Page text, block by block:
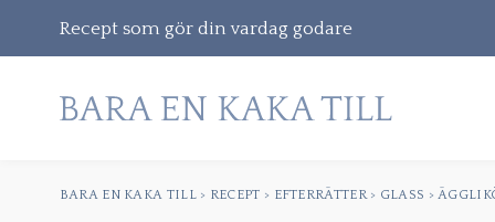
Recept som gör din vardag godare
Gå
BARA EN KAKA TILL> RECEPT > EFTERRÄTTER> GLASS >